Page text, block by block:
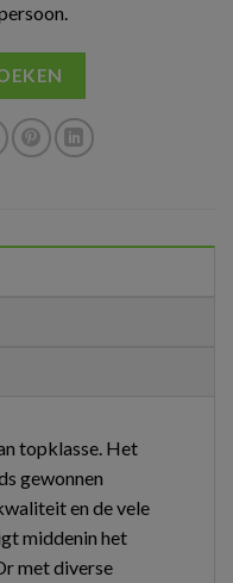
topklasse. Het
gewonnen
en de vele
middenin het
met diverse